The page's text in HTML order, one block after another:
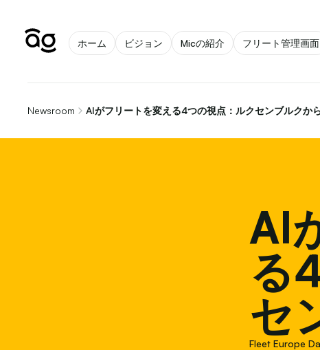
ホーム ビジョン Micの紹介 フリート管理画面
Newsroom AIがフリートを変える4つの視点：ルクセンブルクか
AI
る
セ
Fleet Europe